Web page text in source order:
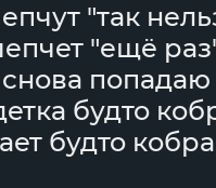
"так
"ещё
попадаю
будто
будто кобра